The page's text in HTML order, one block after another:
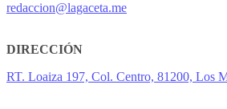
redaccion@lagaceta.me
DIRECCIÓN
RT. Loaiza 197, Col. Centro, 81200, Los